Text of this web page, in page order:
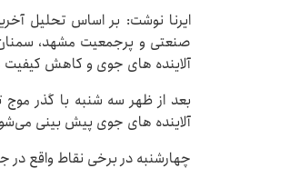
ایرنا نوشت: بر اساس تحلیل
صنعتی و پرجمعیت مشهد، سمنان،
آلاینده های جوی و کاهش
بعد از ظهر سه شنبه با گذر
آلاینده های جوی پیش بینی
چهارشنبه در برخی نقاط واقع در